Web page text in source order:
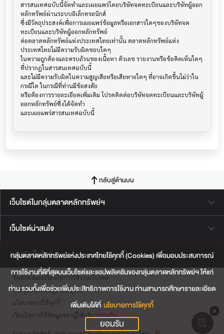
กลุ่มตลาดหลักทรัพย์แห่งประเทศไทยใช้คุกกี้ (Cookies) เพื่อมอบประสบการณ์
การใช้งานที่ดีที่สุดบนเว็บไซต์และแอปพลิเคชันของกลุ่มตลาดหลักทรัพย์ฯ ให้แก่
ท่าน รวมทั้งเพื่อช่วยเพิ่มประสิทธิภาพการใช้งาน ท่านสามารถศึกษารายละเอียด
เพิ่มเติมได้ที่ นโยบายการใช้คุกกี้
ยอมรับ
สารสนเทศฉบับนี้จัดทำและเผยแพร่โดยบริษัทจดทะเบียนและบริษัทผู้ออก
หลักทรัพย์ผ่านระบบอิเล็กทรอนิกส์
ซึ่งมีวัตถุประสงค์เพื่อการเผยแพร่ข้อมูลหรือเอกสารใดๆของบริษัทจด
ทะเบียนและบริษัทผู้ออกหลักทรัพย์
ต่อตลาดหลักทรัพย์แห่งประเทศไทยเท่านั้น ตลาดหลักทรัพย์แห่ง
ประเทศไทยไม่มีความรับผิดชอบใดๆ
ในความถูกต้องและครบถ้วนของเนื้อหา ตัวเลข รายงานหรือข้อคิดเห็นใดๆ
ที่ปรากฎในสารสนเทศฉบับนี้
และไม่มีความรับผิดในความสูญเสียหรือเสียหายใดๆ ที่อาจเกิดขึ้นไม่ว่าใน
กรณีใด ในกรณีที่ท่านมีข้อสงสัย
หรือต้องการรายละเอียดเพิ่มเติม โปรดติดต่อบริษัทจดทะเบียนและบริษัทผู้
ออกหลักทรัพย์ซึ่งได้จัดทำ
และเผยแพร่สารสนเทศฉบับนี้
กลับสู่ด้านบน
เว็บไซต์ในกลุ่มตลาดหลักทรัพย์ฯ
เว็บไซต์น่าสนใจ
แผนผังเว็บไซต์
ข้อตกลงและเงื่อนไขการใช้งานเว็บไซต์
การคุ้มครองข้อมูลส่วนบุคคล
นโยบายการใช้คุกกี้
เงื่อนไขการใช้ข้อมูลของผู้ให้บริการรายอื่น